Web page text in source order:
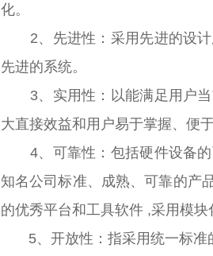
化。
2、先进性：采用先进的设计
先进的系统。
3、实用性：以能满足用户当
大直接效益和用户易于掌握、便
4、可靠性：包括硬件设备的
知名公司标准、成熟、可靠的产
的优秀平台和工具软件 ,采用模
5、开放性：指采用统一标准